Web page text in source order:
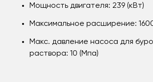
Мощность двигателя: 239 (кВт)
Максимальное расширение:
Макс. давление насоса для
раствора: 10 (Мпа)